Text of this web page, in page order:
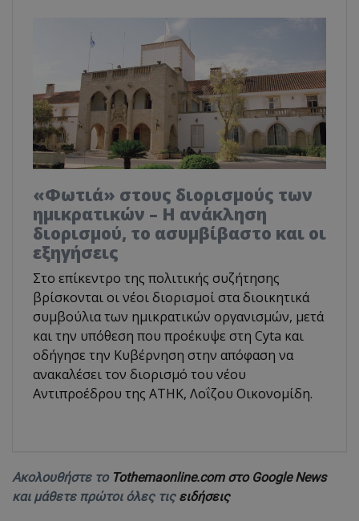
«Φωτιά» στους διορισμούς των
ημικρατικών – Η ανάκληση
διορισμού, το ασυμβίβαστο και οι
εξηγήσεις
Στο επίκεντρο της πολιτικής συζήτησης
βρίσκονται οι νέοι διορισμοί στα διοικητικά
συμβούλια των ημικρατικών οργανισμών, μετά
και την υπόθεση που προέκυψε στη Cyta και
οδήγησε την Κυβέρνηση στην απόφαση να
ανακαλέσει τον διορισμό του νέου
Αντιπροέδρου της ΑΤΗΚ, Λοΐζου Οικονομίδη.
Ακολουθήστε το Tothemaonline.com στο Google News
και μάθετε πρώτοι όλες τις ειδήσεις